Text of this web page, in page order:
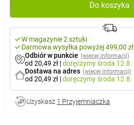
Do koszyka
W magazynie 2 sztuki
Darmowa wysyłka powyżej 499,00 zł
Odbiór w punkcie (więcej informacji)
od 20,49 zł |doręczymyśroda 12.8.
Dostawa na adres (więcej informacji)
od 20,49 zł |doręczymyśroda 12.8.
Uzyskasz 1 Przyjemniaczka